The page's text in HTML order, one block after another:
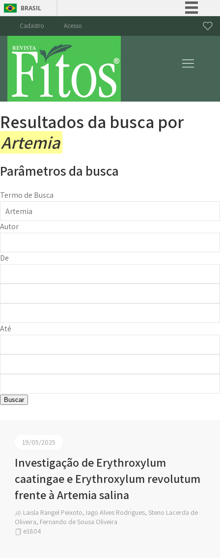
BRASIL
Canais
Cadastro Acesso
Resultados da busca por
Artemia
Parâmetros da busca
Termo de Busca
Autor
De
Até
Buscar
19/05/2025
Investigação de Erythroxylum
caatingae e Erythroxylum revolutum
frente à Artemia salina
Laisla Rangel Peixoto, Iago Alves Rodrigues, Steno Lacerda de
Oliveira, Fernando de Sousa Oliveira
e1804